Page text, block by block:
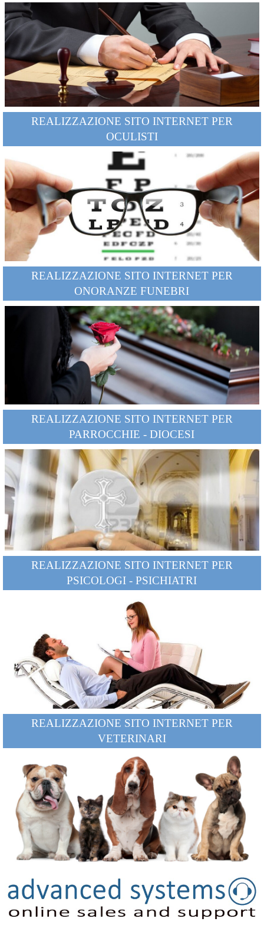
REALIZZAZIONE SITO INTERNET PER
OCULISTI
REALIZZAZIONE SITO INTERNET PER
ONORANZE FUNEBRI
REALIZZAZIONE SITO INTERNET PER
PARROCCHIE - DIOCESI
REALIZZAZIONE SITO INTERNET PER
PSICOLOGI - PSICHIATRI
REALIZZAZIONE SITO INTERNET PER
VETERINARI